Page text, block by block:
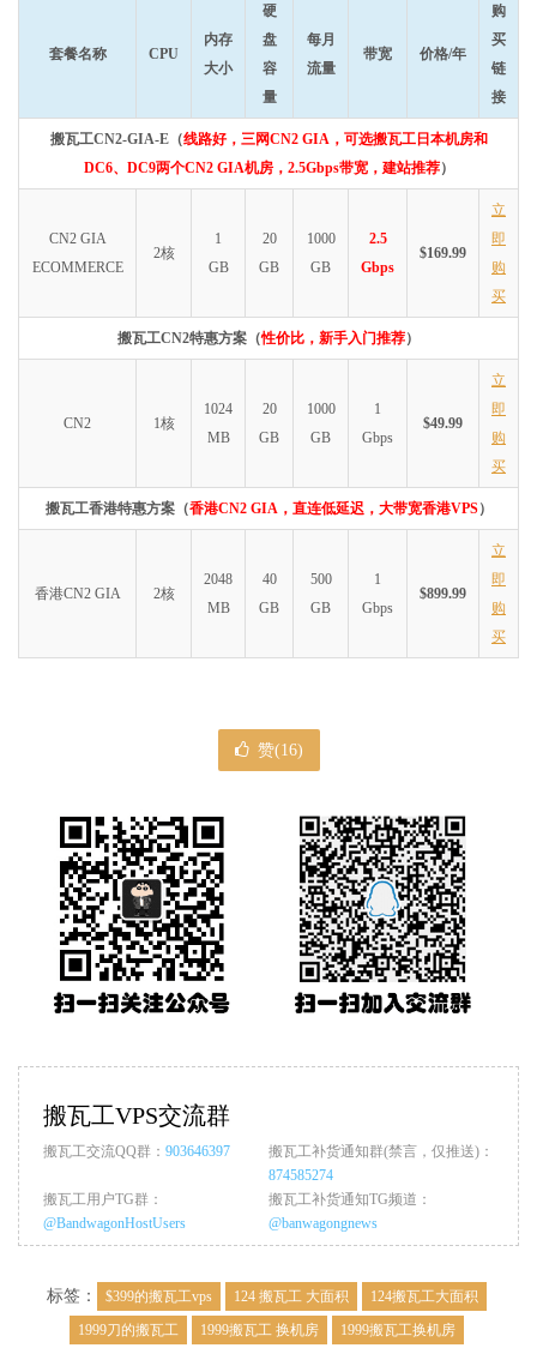
套餐名称 CPU
内存
大小
硬
盘
容
量
每月
流量
带宽 价格/年
购
买
链
接
搬瓦工CN2-GIA-E（线路好，三网CN2 GIA，可选搬瓦工日本机房和
DC6、DC9两个CN2 GIA机房，2.5Gbps带宽，建站推荐）
CN2 GIA
ECOMMERCE
2核
1
GB
20
GB
1000
GB
2.5
Gbps
$169.99
立
即
购
买
搬瓦工CN2特惠方案（性价比，新手入门推荐）
CN2 1核
1024
MB
20
GB
1000
GB
1
Gbps
$49.99
立
即
购
买
搬瓦工香港特惠方案（香港CN2 GIA，直连低延迟，大带宽香港VPS）
香港CN2 GIA 2核
2048
MB
40
GB
500
GB
1
Gbps
$899.99
立
即
购
买
赞(16)
搬瓦工VPS交流群
搬瓦工交流QQ群： 903646397
搬瓦工补货通知群(禁言，仅推送)：
874585274
搬瓦工用户TG群：
@BandwagonHostUsers
搬瓦工补货通知TG频道：
@banwagongnews
标签： $399的搬瓦工vps 124 搬瓦工 大面积
124搬瓦工大面积
1999刀的搬瓦工
1999搬瓦工 换机房 1999搬瓦工换机房